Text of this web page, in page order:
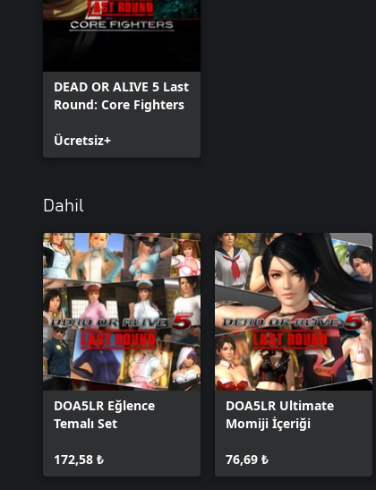
DEAD OR ALIVE 5 Last
Round: Core Fighters
Ücretsiz+
Dahil
DOA5LR Eğlence
Temalı Set
172,58 ₺
DOA5LR Ultimate
Momiji İçeriği
76,69 ₺